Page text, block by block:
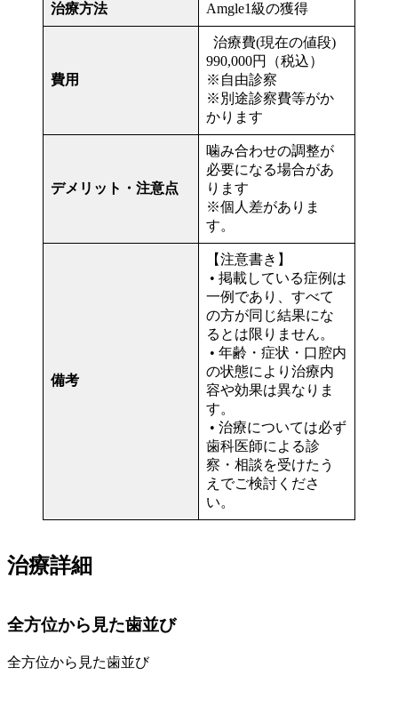
治療方法 Amgle1級の獲得
費用
治療費(現在の値段)
990,000円（税込）
※自由診察
※別途診察費等がか
かります
デメリット・注意点
噛み合わせの調整が
必要になる場合があ
ります
※個人差がありま
す。
備考
【注意書き】
• 掲載している症例は
一例であり、すべて
の方が同じ結果にな
るとは限りません。
• 年齢・症状・口腔内
の状態により治療内
容や効果は異なりま
す。
• 治療については必ず
歯科医師による診
察・相談を受けたう
えでご検討くださ
い。
治療詳細
全方位から見た歯並び
全方位から見た歯並び